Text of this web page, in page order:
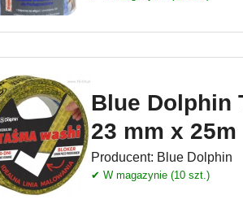
Blue Dolphin
23 mm x 25m
Producent: Blue Dolphin
✔ W magazynie (10 szt.)